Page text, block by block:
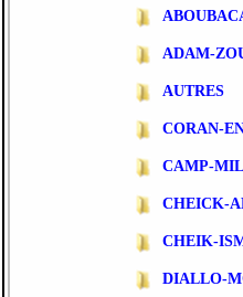
ADAM-
AUTRES
CORAN-
CAMP-
CHEICK-
CHEIK-
DIALLO-